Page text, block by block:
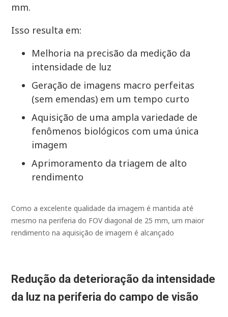
Como a excelente qualidade da imagem é mantida até
mesmo na periferia do FOV diagonal de 25 mm, um maior
rendimento na aquisição de imagem é alcançado
mm.
Isso resulta em:
Melhoria na precisão da medição da
intensidade de luz
Geração de imagens macro perfeitas
(sem emendas) em um tempo curto
Aquisição de uma ampla variedade de
fenômenos biológicos com uma única
imagem
Aprimoramento da triagem de alto
rendimento
Redução da deterioração da intensidade
da luz na periferia do campo de visão